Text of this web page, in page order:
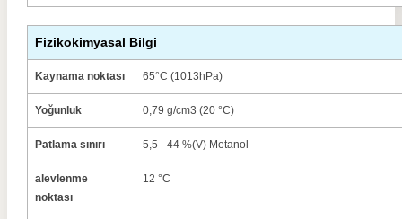
Fizikokimyasal Bilgi
Kaynama noktası 65°C (1013hPa)
Yoğunluk 0,79 g/cm3 (20 °C)
Patlama sınırı 5,5 - 44 %(V) Metanol
alevlenme
noktası
12 °C